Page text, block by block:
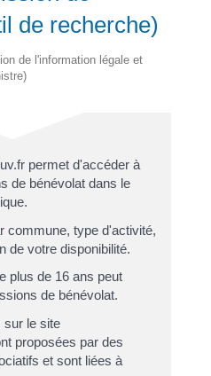
de recherche)
de l'information légale et
permet d'accéder à
de bénévolat dans le
commune, type d'activité,
de votre disponibilité.
plus de 16 ans peut
de bénévolat.
sur le site
proposées par des
et sont liées à